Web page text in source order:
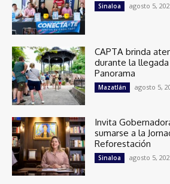
Sinaloa agosto 5,
CAPTA brinda
durante la
Panorama
Mazatlán agosto 5,
Invita
sumarse a la
Reforestación
Sinaloa agosto 5,